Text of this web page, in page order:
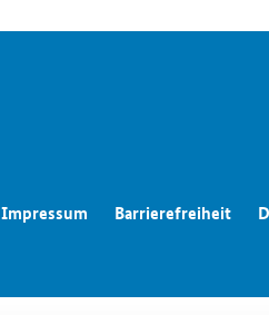
Impressum Barrierefreiheit